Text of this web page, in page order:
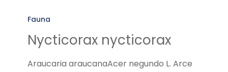
nycticorax
Fauna
Nycticorax nycticorax
Araucaria araucanaAcer negundo L. Arce